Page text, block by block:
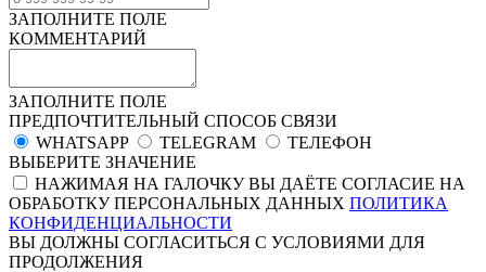
ЗАПОЛНИТЕ ПОЛЕ
КОММЕНТАРИЙ
ЗАПОЛНИТЕ ПОЛЕ
ПРЕДПОЧТИТЕЛЬНЫЙ СПОСОБ СВЯЗИ
WHATSAPP
TELEGRAM
ТЕЛЕФОН
ВЫБЕРИТЕ ЗНАЧЕНИЕ
НАЖИМАЯ НА ГАЛОЧКУ ВЫ ДАЁТЕ СОГЛАСИЕ НА
ОБРАБОТКУ ПЕРСОНАЛЬНЫХ ДАННЫХ ПОЛИТИКА
КОНФИДЕНЦИАЛЬНОСТИ
ВЫ ДОЛЖНЫ СОГЛАСИТЬСЯ С УСЛОВИЯМИ ДЛЯ
ПРОДОЛЖЕНИЯ